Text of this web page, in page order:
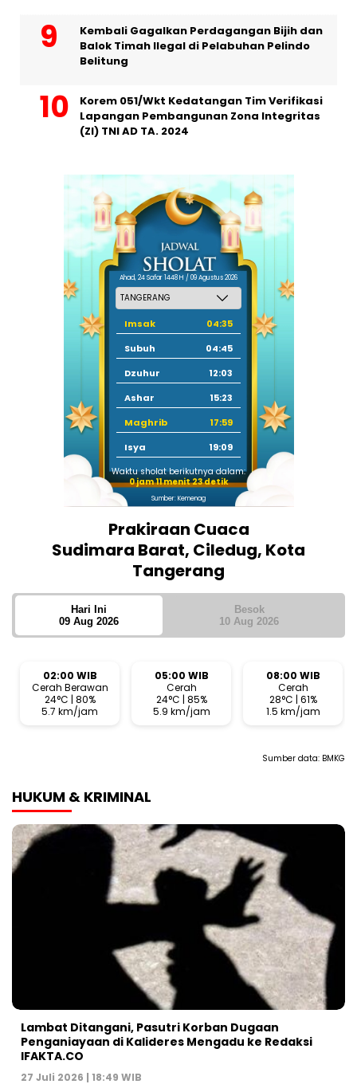
Kembali Gagalkan Perdagangan Bijih dan
Balok Timah Ilegal di Pelabuhan Pelindo
Belitung
Korem 051/Wkt Kedatangan Tim Verifikasi
Lapangan Pembangunan Zona Integritas
(ZI) TNI AD TA. 2024
Ahad, 24 Safar 1448 H / 09 Agustus 2026
Imsak
04:35
Subuh
04:45
Dzuhur
12:03
Ashar
15:23
Maghrib
17:59
Isya
19:09
Waktu sholat berikutnya dalam:
0 jam 11 menit 22 detik
Sumber: Kemenag
Prakiraan Cuaca
Sudimara Barat, Ciledug, Kota
Tangerang
Hari Ini
09 Aug 2026
Besok
10 Aug 2026
02:00 WIB
Cerah Berawan
24°C | 80%
5.7 km/jam
05:00 WIB
Cerah
24°C | 85%
5.9 km/jam
08:00 WIB
Cerah
28°C | 61%
1.5 km/jam
Sumber data: BMKG
HUKUM & KRIMINAL
Lambat Ditangani, Pasutri Korban Dugaan
Penganiayaan di Kalideres Mengadu ke Redaksi
IFAKTA.CO
27 Juli 2026 | 18:49 WIB